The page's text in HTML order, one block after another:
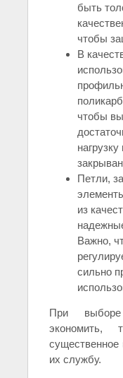
быть
чтобы
В
чтобы
Петли,
из
Важно,
сильно
При
экономить,
существенное
их службу.